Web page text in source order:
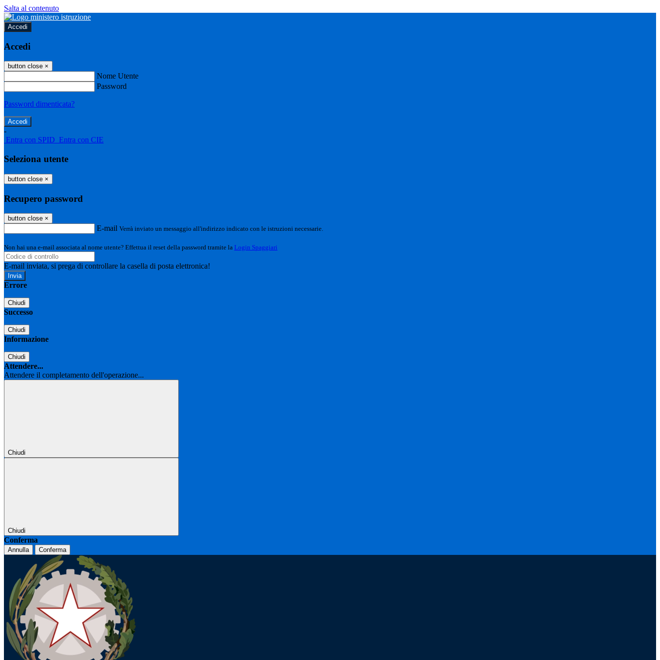
Salta al contenuto
Accedi
Accedi
button close ×
Nome Utente
Password
Password dimenticata?
-
Entra con SPID Entra con CIE
Seleziona utente
button close ×
Recupero password
button close ×
E-mail Verrà inviato un messaggio all'indirizzo indicato con le istruzioni necessarie.
Non hai una e-mail associata al nome utente? Effettua il reset della password tramite la Login Spaggiari
E-mail inviata, si prega di controllare la casella di posta elettronica!
Errore
Chiudi
Successo
Chiudi
Informazione
Chiudi
Attendere...
Attendere il completamento dell'operazione...
Chiudi
Chiudi
Conferma
Annulla Conferma